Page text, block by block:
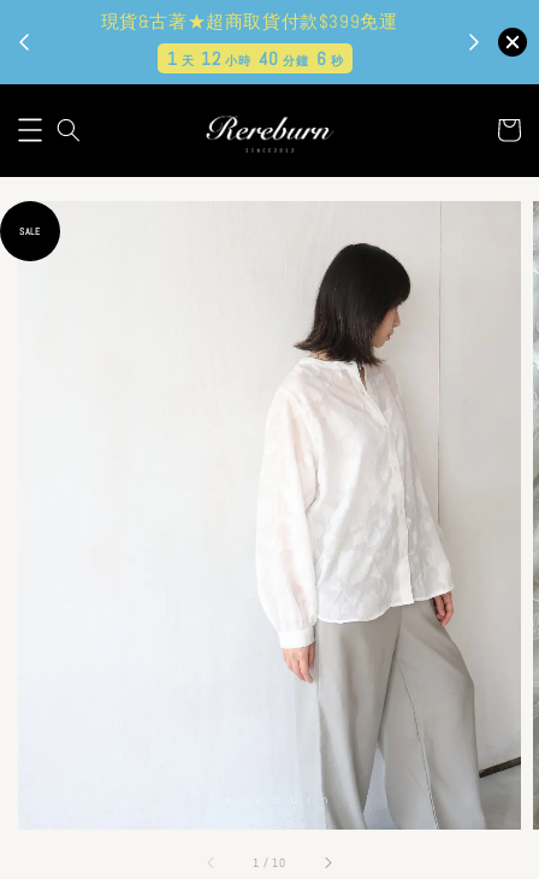
現貨&古著★超商取貨付款$399免運
1 天 12小時 40分鐘 5 秒
1 / 10
SALE